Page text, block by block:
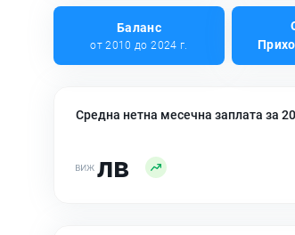
Баланс
от 2010 до 2024 г.
Средна нетна месечна заплата за
лв